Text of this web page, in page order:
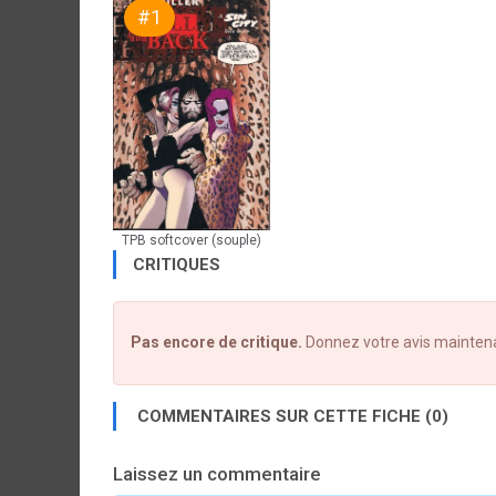
#1
TPB softcover (souple)
CRITIQUES
Pas encore de critique. Donnez votre avis
COMMENTAIRES SUR CETTE FICHE (0)
Laissez un commentaire